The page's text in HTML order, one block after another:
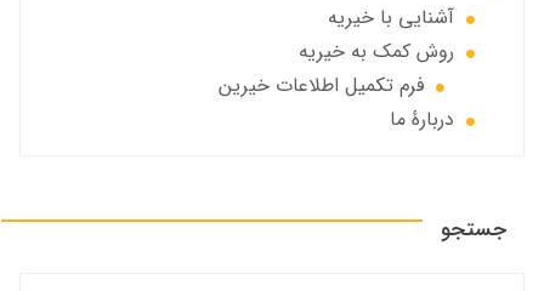
آشنایی با خیریه
روش کمک به خیریه
فرم تکمیل اطلاعات خیرین
دربارهٔ ما
جستجو